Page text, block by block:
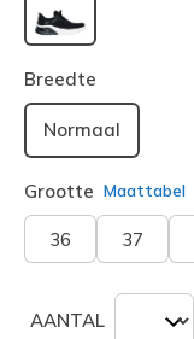
geselecteerd
Breedte
Normaal
Grootte Maattabel
36 37
AANTAL